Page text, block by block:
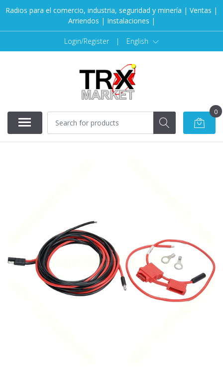
Radios para el comercio, industria, seguridad y minería | Ventas |
Arriendos | Instalaciones |
Login/Register | English
0